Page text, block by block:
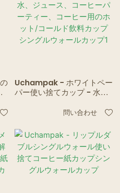
Uchampak - ホワイトペー
パー使い捨てカップ - 水、
ィー、コーヒー用のホット/
ルウォールカップ1
問い合わせ